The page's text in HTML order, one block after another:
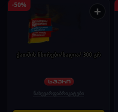
-50% +
ქათმის ჩხირები/სადია/ 300 გრ
ნახევარფაბრიკატები